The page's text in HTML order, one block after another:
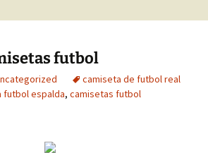
futbol
camiseta de futbol real
futbol espalda, camisetas futbol